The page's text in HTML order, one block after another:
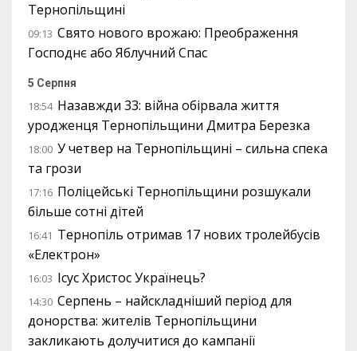
Тернопільщині
09:13 Свято нового врожаю: Преображення
Господнє або Яблучний Спас
5 Серпня
18:54 Назавжди 33: війна обірвала життя
уродженця Тернопільщини Дмитра Березка
18:00 У четвер на Тернопільщині – сильна спека
та грози
17:16 Поліцейські Тернопільщини розшукали
більше сотні дітей
16:41 Тернопіль отримав 17 нових тролейбусів
«Електрон»
16:03 Ісус Христос Українець?
14:30 Серпень – найскладніший період для
донорства: жителів Тернопільщини
закликають долучитися до кампанії